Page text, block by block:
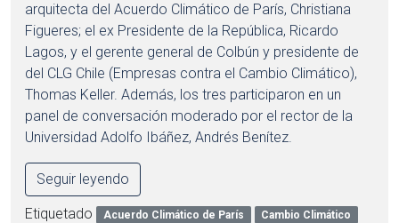
arquitecta del Acuerdo Climático de París, Christiana
Figueres; el ex Presidente de la República, Ricardo
Lagos, y el gerente general de Colbún y presidente de
del CLG Chile (Empresas contra el Cambio Climático),
Thomas Keller. Además, los tres participaron en un
panel de conversación moderado por el rector de la
Universidad Adolfo Ibáñez, Andrés Benítez.
Seguir leyendo
Etiquetado Acuerdo Climático de París
Cambio Climático